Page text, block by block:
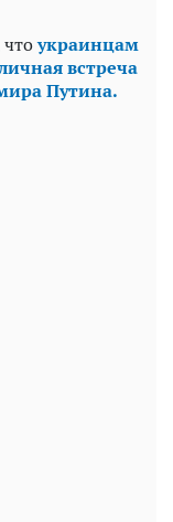
чтоукраинцам
встреча
Путина.